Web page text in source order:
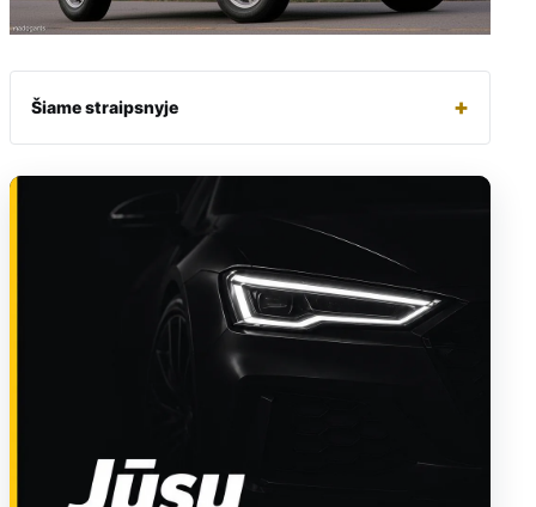
Šiame straipsnyje +